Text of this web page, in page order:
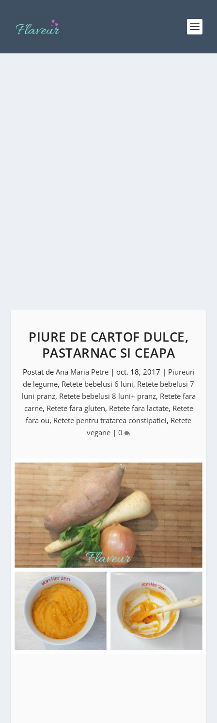
PIURE DE CARTOF DULCE,
PASTARNAC SI CEAPA
Postat de Ana Maria Petre| oct. 18, 2017 | Piureuri
de legume, Retete bebelusi 6 luni, Retete bebelusi 7
luni pranz, Retete bebelusi 8 luni+ pranz, Retete fara
carne, Retete fara gluten, Retete fara lactate, Retete
fara ou, Retete pentru tratarea constipatiei, Retete
vegane | 0